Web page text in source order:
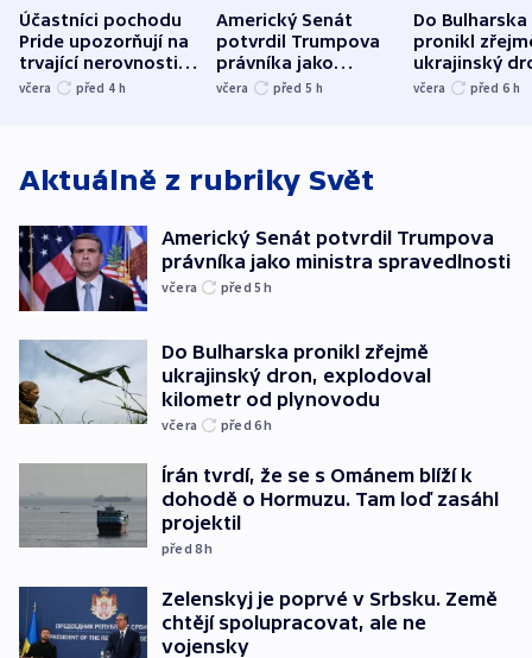
Účastníci pochodu
Pride upozorňují na
trvající nerovnosti i
společenskou
včera před 4 h
Americký Senát
potvrdil Trumpova
právníka jako
ministra
včera před 5 h
Do Bulharska
pronikl
ukrajinský
explodoval
včera před 6 h
Aktuálně z rubriky Svět
Americký Senát potvrdil Trumpova
právníka jako ministra spravedlnosti
včera před 5h
Do Bulharska pronikl zřejmě
ukrajinský dron, explodoval
kilometr od plynovodu
včera před 6h
Írán tvrdí, že se s Ománem blíží k
dohodě o Hormuzu. Tam loď zasáhl
projektil
před 8h
Zelenskyj je poprvé v Srbsku. Země
chtějí spolupracovat, ale ne
vojensky